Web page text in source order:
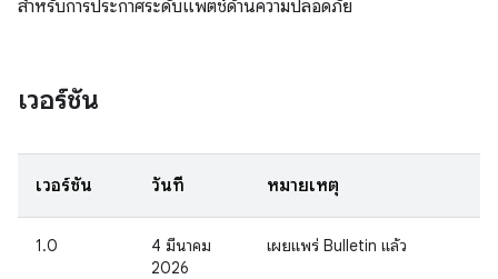
สำหรับการประกาศระดับแพตช์ด้านความปลอดภัย
เวอร์ชัน
เวอร์ชัน วันที่ หมายเหตุ
1.0
4 มีนาคม
2026
เผยแพร่ Bulletin แล้ว